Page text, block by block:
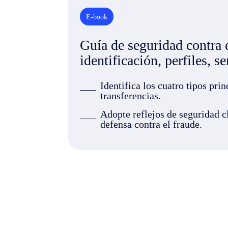
E-book
Guía de seguridad contra
identificación, perfiles,
Identifica los cuatro tipos
transferencias.
Adopte reflejos de seguridad
defensa contra el fraude.